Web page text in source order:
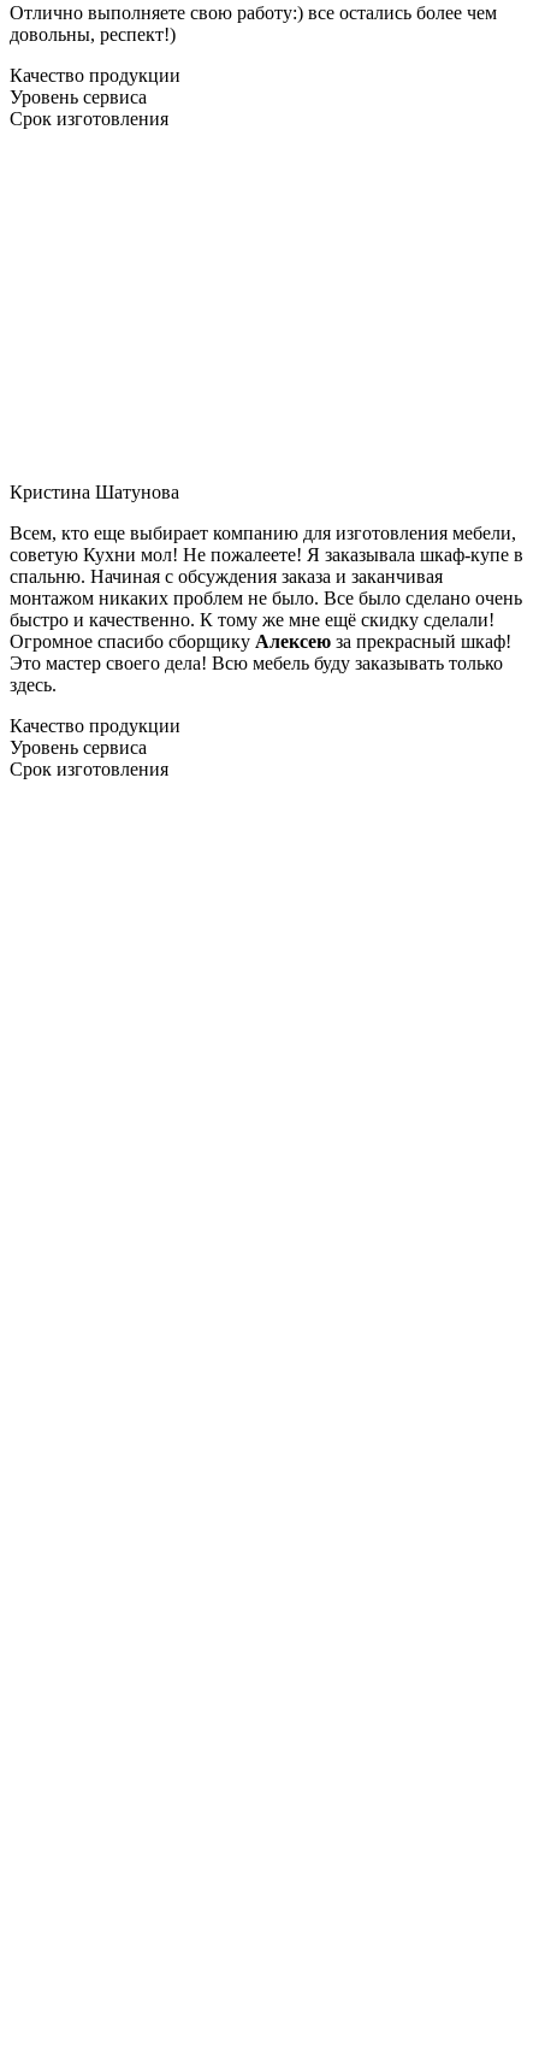
Отлично выполняете свою работу:) все остались более чем
довольны, респект!)
Качество продукции
Уровень сервиса
Срок изготовления
Кристина Шатунова
Всем, кто еще выбирает компанию для изготовления мебели,
советую Кухни мол! Не пожалеете! Я заказывала шкаф-купе в
спальню. Начиная с обсуждения заказа и заканчивая
монтажом никаких проблем не было. Все было сделано очень
быстро и качественно. К тому же мне ещё скидку сделали!
Огромное спасибо сборщику Алексею за прекрасный шкаф!
Это мастер своего дела! Всю мебель буду заказывать только
здесь.
Качество продукции
Уровень сервиса
Срок изготовления